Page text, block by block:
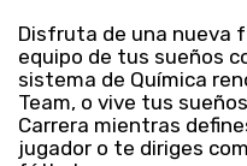
Disfruta de una nueva
equipo de tus sueños
sistema de Química
Team, o vive tus
Carrera mientras
jugador o te diriges